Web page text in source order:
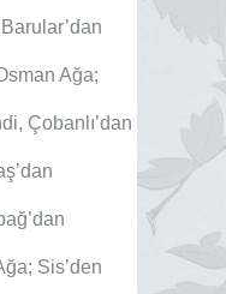
Ağa;
Çobanlı’dan
Sis’den